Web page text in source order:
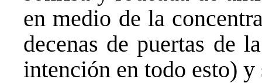
en medio de la
decenas de puertas de
intención en todo esto)